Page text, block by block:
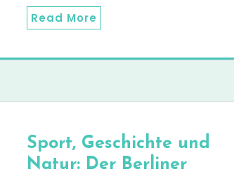
Read More
Sport, Geschichte und
Natur: Der Berliner